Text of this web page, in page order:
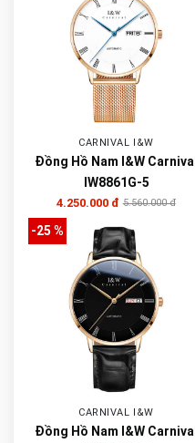
CARNIVAL I&W
Đồng Hồ Nam I&W Carnival
IW8861G-5
4.250.000 đ 5.560.000 đ
-25 %
CARNIVAL I&W
Đồng Hồ Nam I&W Carnival